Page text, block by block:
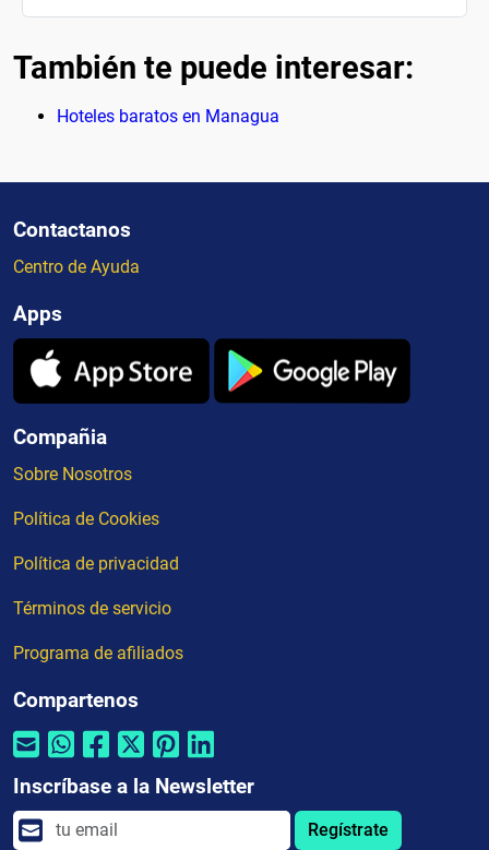
También te puede interesar:
Hoteles baratos en Managua
Contactanos
Centro de Ayuda
Apps
Compañia
Sobre Nosotros
Política de Cookies
Política de privacidad
Términos de servicio
Programa de afiliados
Compartenos
Inscríbase a la Newsletter
Regístrate